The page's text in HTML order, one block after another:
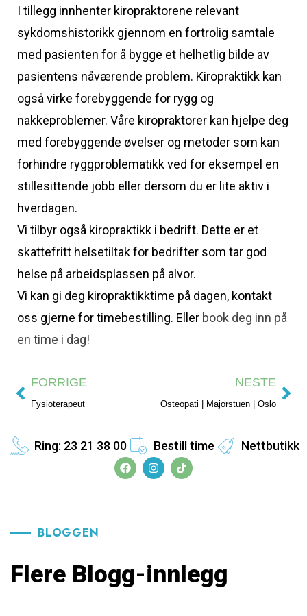
I tillegg innhenter kiropraktorene relevant
sykdomshistorikk gjennom en fortrolig samtale
med pasienten for å bygge et helhetlig bilde av
pasientens nåværende problem. Kiropraktikk kan
også virke forebyggende for rygg og
nakkeproblemer. Våre kiropraktorer kan hjelpe deg
med forebyggende øvelser og metoder som kan
forhindre ryggproblematikk ved for eksempel en
stillesittende jobb eller dersom du er lite aktiv i
hverdagen.
Vi tilbyr også kiropraktikk i bedrift. Dette er et
skattefritt helsetiltak for bedrifter som tar god
helse på arbeidsplassen på alvor.
Vi kan gi deg kiropraktikktime på dagen, kontakt
oss gjerne for timebestilling. Eller book deg inn på
en time i dag!
FORRIGE
Fysioterapeut
NESTE
Osteopati | Majorstuen | Oslo
Ring: 23 21 38 00 Bestill time Nettbutikk
BLOGGEN
Flere Blogg-innlegg